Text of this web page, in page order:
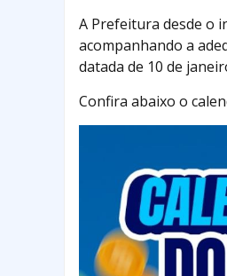
A Prefeitura desde o
acompanhando a
datada de 10 de
Confira abaixo o